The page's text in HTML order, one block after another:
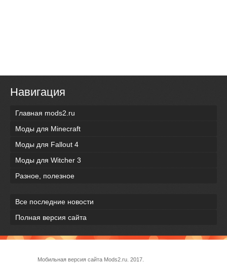
Навигация
Главная mods2.ru
Моды для Minecraft
Моды для Fallout 4
Моды для Witcher 3
Разное, полезное
Все последние новости
Полная версия сайта
Мобильная версия сайта Mods2.ru. 2017.